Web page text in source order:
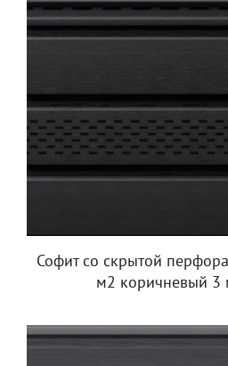
Софит со скрытой
м2 коричневый 3